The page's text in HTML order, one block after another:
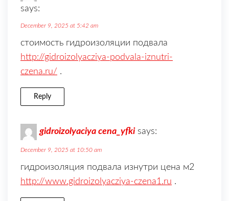
says:
December 9, 2025 at 5:42 am
стоимость гидроизоляции подвала
http://gidroizolyacziya-podvala-iznutri-
czena.ru/ .
Reply
gidroizolyaciya cena_yfki says:
December 9, 2025 at 10:50 am
гидроизоляция подвала изнутри цена м2
http://www.gidroizolyacziya-czena1.ru .